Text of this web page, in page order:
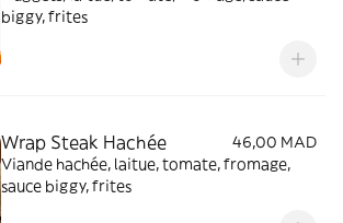
biggy, frites
Wrap Steak Hachée
46,00 MAD
Viande hachée, laitue, tomate, fromage,
sauce biggy, frites